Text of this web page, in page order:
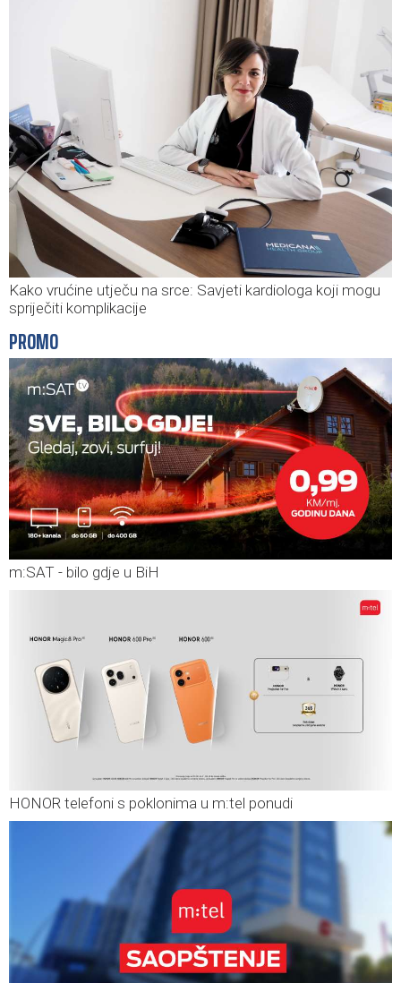
Kako vrućine utječu na srce: Savjeti kardiologa koji mogu
spriječiti komplikacije
PROMO
m:SAT - bilo gdje u BiH
HONOR telefoni s poklonima u m:tel ponudi